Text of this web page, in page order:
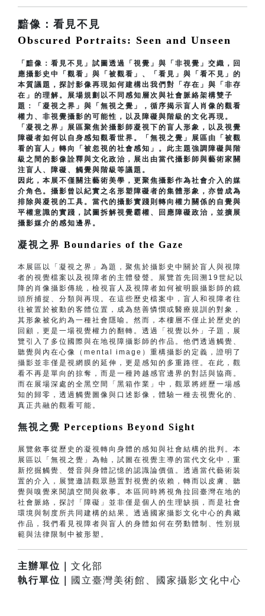
黯像：看見不見
Obscured Portraits: Seen and Unseen
「黯像：看見不見」試圖透過「視覺」與「非視覺」交織，回
應攝影史中「觀看」與「被觀看」、「看見」與「看不見」的
本質議題，探討影像再現如何建構出我們對「存在」與「非存
在」的理解。展場規劃以不同感知層次與社會脈絡架構雙子
題：「凝視之界」與「無視之覺」，循序揭示盲人肖像的觀看
權力、非視覺攝影的可能性，以及障礙與階級的文化再現。
「凝視之界」展區聚焦於攝影師凝視下的盲人形象，以及視覺
障礙者如何以自身感知觀看世界。「無視之覺」展區由「被觀
看的盲人」轉向「被忽視的社會感知」。此主題強調障礙與階
級之間的影像詮釋與文化政治，展出由當代攝影師與藝術家關
注盲人、障礙、觸覺與階級等議題。
因此，本展不僅關注藝術美學，更聚焦攝影作為社會介入的媒
介角色。攝影曾以紀實之名形塑障礙者的集體形象，亦曾成為
排除與凝視的工具。當代的攝影實踐則轉向權力關係的自覺與
平權意識的實踐，試圖拆解視覺霸權、回應障礙政治，並擴展
攝影媒介的感知邊界。
凝視之界 Boundaries of the Gaze
本展區以「凝視之界」為題，聚焦於攝影史中關於盲人與視障
者的視覺檔案以及視障者的主體發聲。展覽首先回溯19世紀以
降的肖像攝影傳統，檢視盲人及視障者如何被明眼攝影師的鏡
頭所捕捉、分類與再現。在這些歷史檔案中，盲人和視障者往
往被置於被動的客體位置，成為慈善憐憫或醫療規訓的對象，
其形象被化約為一種社會隱喻。然而，本樓層不僅止於歷史的
回顧，更是一場視覺權力的翻轉。透過「視覺以外」子題，展
覽引入了多位國際與在地視障攝影師的作品。他們透過觸覺、
聽覺與內在心像（mental image）重構攝影的定義，證明了
攝影並非僅是視網膜的延伸，更是感知的多重路徑。在此，觀
看不再是單向的掠奪，而是一種跨越感官邊界的對話與協商。
而在展場深處的全黑空間「黑箱作業」中，觀眾將經歷一場感
知的歸零，透過觸覺圖像與口述影像，體驗一種去視覺化的、
真正共融的觀看可能。
無視之覺 Perceptions Beyond Sight
展覽敘事從歷史的凝視轉向身體的感知與社會結構的批判。本
展區以「無視之覺」為軸，試圖在視覺主導的當代文化中，重
新挖掘觸覺、聲音與身體記憶的認識論價值。透過當代藝術裝
置的介入，展覽邀請觀眾懸置對視覺的依賴，轉而以皮膚、聽
覺與嗅覺來閱讀空間與敘事。本區同時將視角拉回臺灣在地的
社會脈絡，探討「障礙」並非僅是個人的生理缺損，而是社會
環境與制度所共同建構的結果。透過國家攝影文化中心的典藏
作品，我們看見視障者與盲人的身體如何在勞動體制、性別規
範與法律限制中被形塑。
主辦單位｜ 文化部
執行單位｜
國立臺灣美術館、國家攝影文化中心